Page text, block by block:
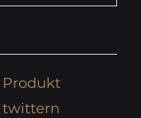
Produkt
twittern